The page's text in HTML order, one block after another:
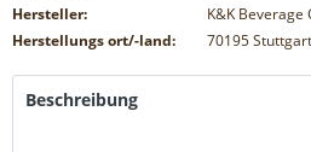
Hersteller:
K&K Beverage
Herstellungs ort/-land:
70195
Beschreibung